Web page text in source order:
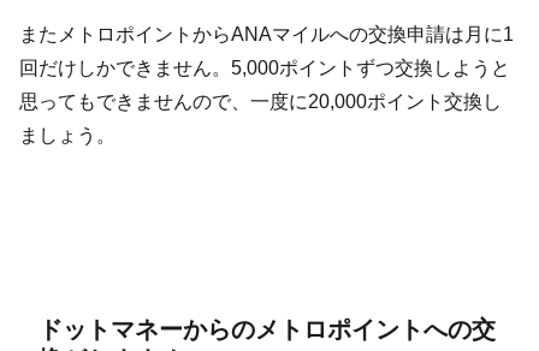
またメトロポイントからANAマイルへの交換申請は月に1
回だけしかできません。5,000ポイントずつ交換しようと
思ってもできませんので、一度に20,000ポイント交換し
ましょう。
ドットマネーからのメトロポイントへの交